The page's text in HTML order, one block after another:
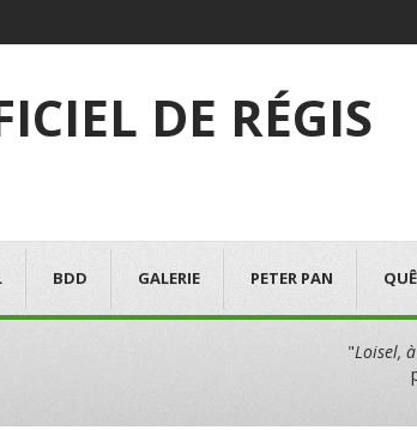
DE RÉGIS
BDD GALERIE PETER PAN
"Loisel,